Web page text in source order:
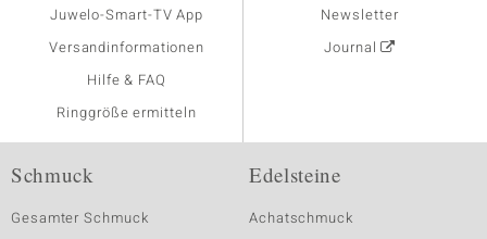
Juwelo-Smart-TV App
Versandinformationen
Hilfe & FAQ
Ringgröße ermitteln
Newsletter
Journal
Schmuck
Gesamter Schmuck
Edelsteine
Achatschmuck